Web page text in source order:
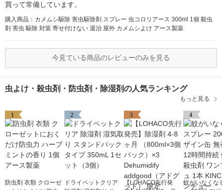
買って常備しています。
購入商品：カメムシ駆除 害虫駆除剤 スプレー 虫コロリアース 300ml 1個 殺虫
剤 害虫 駆除 対策 寄せ付けない 退治 屋外 カメムシよけ アース製薬
今見ている商品のレビューのみを見る
虫よけ・殺虫剤・防虫剤・除湿剤の人気ランキング
もっと見る
1
防虫剤 衣類 クローゼ
2
ドライペットクリア
3
【LOHACO先行発
4
蚊がいなくな